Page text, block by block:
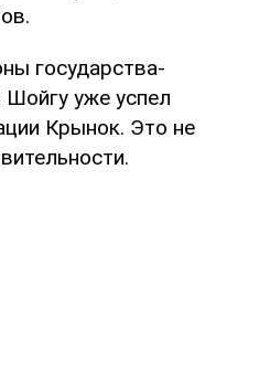
государства-
уже успел
Крынок. Это не